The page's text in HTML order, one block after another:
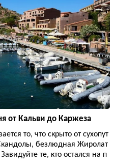
от Кальви до Каржеза
то, что скрыто от сухопут
безлюдная Жиролат
те, кто остался на п